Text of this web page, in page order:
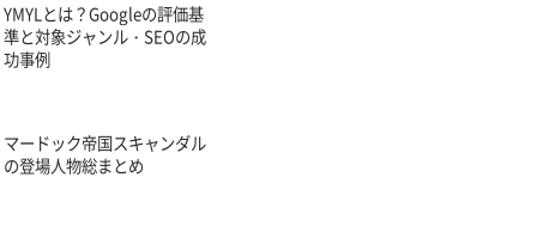
YMYLとは？Googleの評価基
準と対象ジャンル・SEOの成
功事例
マードック帝国スキャンダル
の登場人物総まとめ